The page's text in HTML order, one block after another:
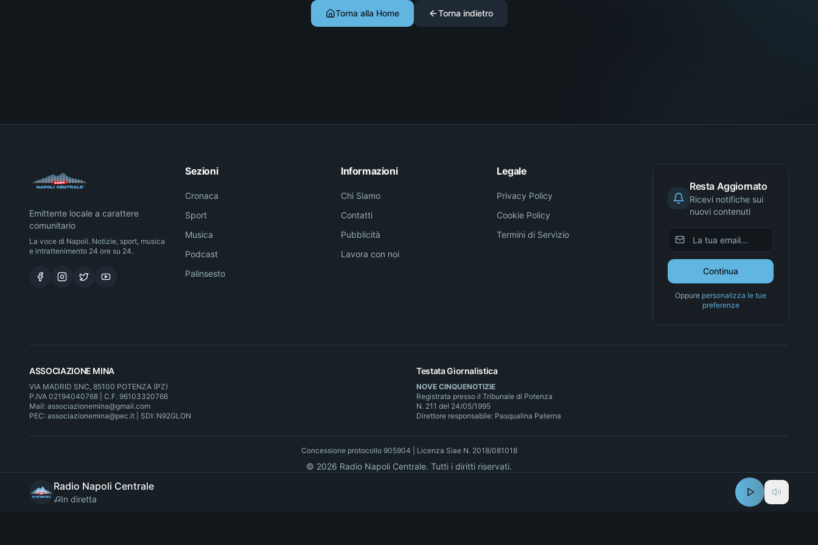
Torna alla Home Torna indietro
Emittente locale a carattere
comunitario
La voce di Napoli. Notizie, sport, musica
e intrattenimento 24 ore su 24.
Sezioni
Cronaca
Sport
Musica
Podcast
Palinsesto
Informazioni
Chi Siamo
Contatti
Pubblicità
Lavora con noi
Legale
Privacy Policy
Cookie Policy
Termini di Servizio
Resta Aggiornato
Ricevi notifiche sui
nuovi contenuti
Continua
Oppure personalizza le tue
preferenze
ASSOCIAZIONE MINA
VIA MADRID SNC, 85100 POTENZA (PZ)
P.IVA 02194040768 | C.F. 96103320766
Mail: associazionemina@gmail.com
PEC: associazionemina@pec.it | SDI: N92GLON
Testata Giornalistica
NOVE CINQUENOTIZIE
Registrata presso il Tribunale di Potenza
N. 211 del 24/05/1995
Direttore responsabile: Pasqualina Paterna
Concessione protocollo 905904 | Licenza Siae N. 2018/081018
© 2026 Radio Napoli Centrale. Tutti i diritti riservati.
Radio Napoli Centrale
In diretta